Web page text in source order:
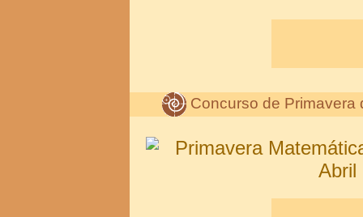
Concurso de Primavera